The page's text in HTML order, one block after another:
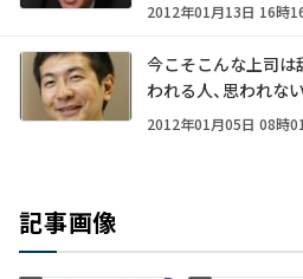
2012年01月13日 16時
今こそこんな上司は
われる人、思われな
2012年01月05日 08時
記事画像